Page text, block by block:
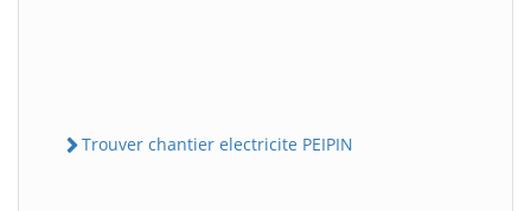
Trouver chantier electricite PEIPIN